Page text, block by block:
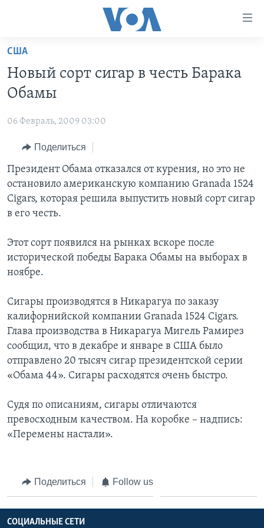
Перейти
основной
контент
навигации
Перейти
поиск
ПРОГРАММЫ
НОВОСТИ ЗА МИНУТУ
ИТОГИ
ПОЧЕМУ ЭТО ВАЖНО?
ДИСКУССИЯ VOA
ДЕТАЛИ
АМЕРИКА. БОЛЬШОЕ ПУТЕШЕСТВИЕ
УЧИМ АНГЛИЙСКИЙ
НАША АМЕРИКАНСКАЯ ИСТОРИЯ
А КАК В АМЕРИКЕ?
АМЕРИКАНСКИЕ ГОРОДКИ
ЭКСПЕРТИЗА
ИНТЕРВЬЮ
ФАКТЫ ПРОТИВ ФЕЙКОВ
ЗА СВОБОДУ ПРЕССЫ
УЧИМ АНГЛИЙСКИЙ
ПОДПИСКА НА НОВОСТИ
СОЦИАЛЬНЫЕ СЕТИ
Языки
США
Новый сорт сигар в честь Барака
Обамы
06 Февраль, 2009 03:00
Поделиться
Президент Обама отказался от курения, но это не
остановило американскую компанию Granada 1524
Cigars, которая решила выпустить новый сорт сигар
в его честь.
Этот сорт появился на рынках вскоре после
исторической победы Барака Обамы на выборах в
ноябре.
Сигары производятся в Никарагуа по заказу
калифорнийской компании Granada 1524 Cigars.
Глава производства в Никарагуа Мигель Рамирез
сообщил, что в декабре и январе в США было
отправлено 20 тысяч сигар президентской серии
«Обама 44». Сигары расходятся очень быстро.
Судя по описаниям, сигары отличаются
превосходным качеством. На коробке – надпись:
«Перемены настали».
Поделиться Follow us
СОЦИАЛЬНЫЕ СЕТИ